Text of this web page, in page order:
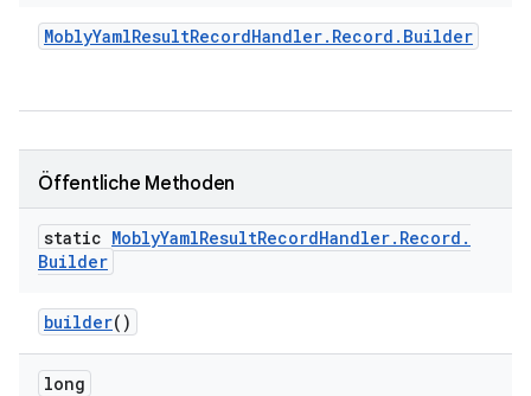
MoblyYamlResultRecordHandler. Record . Builder
Öffentliche Methoden
static MoblyYamlResultRecordHandler. Record .
Builder
builder()
long